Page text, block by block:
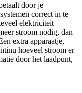
door je
correct in te
elektriciteit
stroom nodig, dan
extra apparaatje,
hoeveel stroom er
door het laadpunt,